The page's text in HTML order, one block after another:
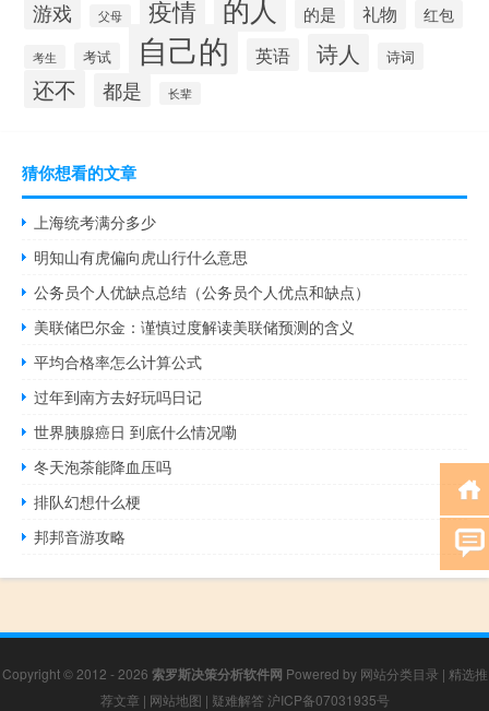
游戏 父母 疫情 的人 的是 礼物 红包
考生 考试 自己的 英语 诗人 诗词
还不 都是 长辈
猜你想看的文章
上海统考满分多少
明知山有虎偏向虎山行什么意思
公务员个人优缺点总结（公务员个人优点和缺点）
美联储巴尔金：谨慎过度解读美联储预测的含义
平均合格率怎么计算公式
过年到南方去好玩吗日记
世界胰腺癌日 到底什么情况嘞
冬天泡茶能降血压吗
排队幻想什么梗
邦邦音游攻略
Copyright © 2012 - 2026 索罗斯决策分析软件网 Powered by 网站分类目录 | 精选推
荐文章 | 网站地图 | 疑难解答 沪ICP备07031935号